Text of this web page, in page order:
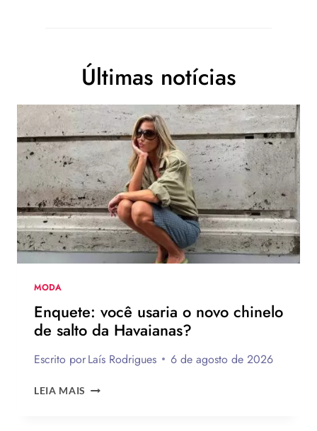
Últimas notícias
MODA
Enquete: você usaria o novo chinelo
de salto da Havaianas?
Escrito porLaís Rodrigues 6 de agosto de 2026
LEIA MAIS ENQUETE: